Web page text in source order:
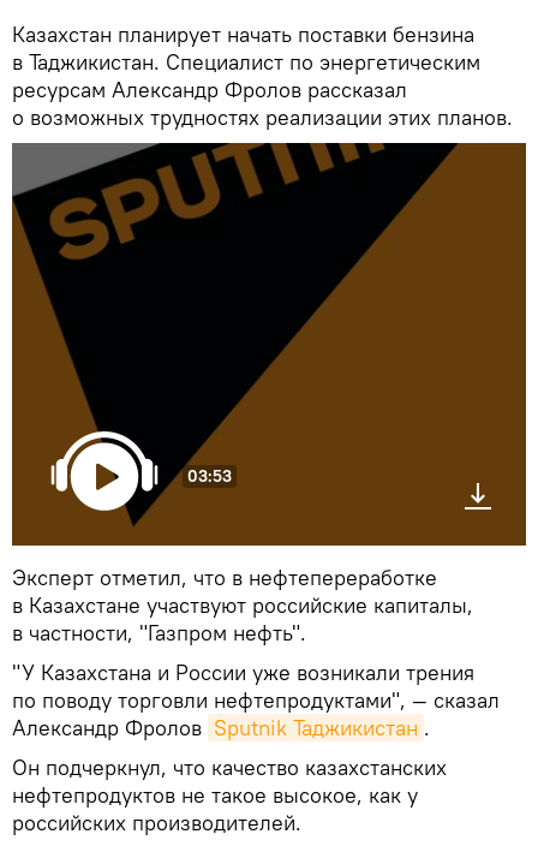
Казахстан планирует начать поставки бензина
в Таджикистан. Специалист по энергетическим
ресурсам Александр Фролов рассказал
о возможных трудностях реализации этих планов.
03:53
Эксперт отметил, что в нефтепереработке
в Казахстане участвуют российские капиталы,
в частности, "Газпром нефть".
"У Казахстана и России уже возникали трения
по поводу торговли нефтепродуктами", — сказал
Александр Фролов Sputnik Таджикистан .
Он подчеркнул, что качество казахстанских
нефтепродуктов не такое высокое, как у
российских производителей.